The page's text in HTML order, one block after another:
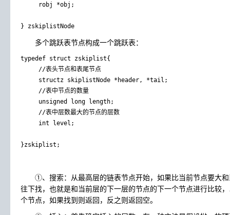
     robj *obj;
多个跳跃表节点构成一个跳跃表：
typedef struct zskiplist{
     //表头节点和表尾节点
     structz skiplistNode *header, *tail;
     //表中节点的数量
     unsigned long length;
     //表中层数最大的节点的层数
     int level;
①、搜索：从最高层的链表节点开始，如果比当前节点要大和
往下找，也就是和当前层的下一层的节点的下一个节点进行比较
个节点，如果找到则返回，反之则返回空。